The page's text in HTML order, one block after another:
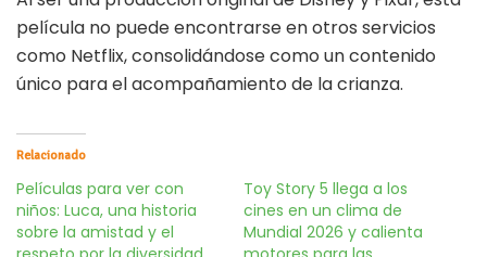
película no puede encontrarse en otros servicios
como Netflix, consolidándose como un contenido
único para el acompañamiento de la crianza.
Relacionado
Películas para ver con
niños: Luca, una historia
sobre la amistad y el
Toy Story 5 llega a los
cines en un clima de
Mundial 2026 y calienta